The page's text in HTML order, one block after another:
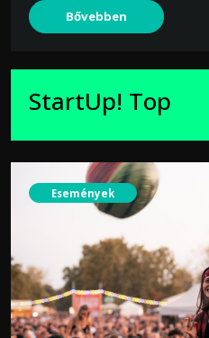
Bővebben
StartUp! Top
Események